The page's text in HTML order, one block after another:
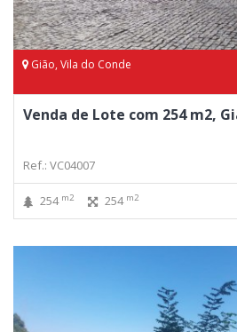
Gião, Vila do Conde
Venda de Lote com 254 m2,
Ref.: VC04007
254 m2 254 m2